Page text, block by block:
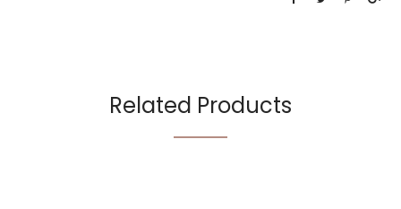
Related Products